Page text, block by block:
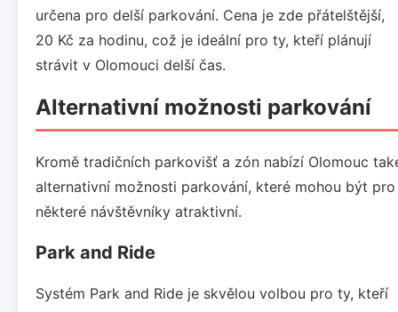
určena pro delší parkování. Cena je zde přátelštější,
20 Kč za hodinu, což je ideální pro ty, kteří plánují
strávit v Olomouci delší čas.
Alternativní možnosti parkování
Kromě tradičních parkovišť a zón nabízí Olomouc
alternativní možnosti parkování, které mohou být pro
některé návštěvníky atraktivní.
Park and Ride
Systém Park and Ride je skvělou volbou pro ty, kteří